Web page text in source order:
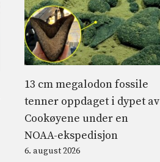
13 cm megalodon fossile
tenner oppdaget i dypet av
Cookøyene under en
NOAA-ekspedisjon
6. august 2026